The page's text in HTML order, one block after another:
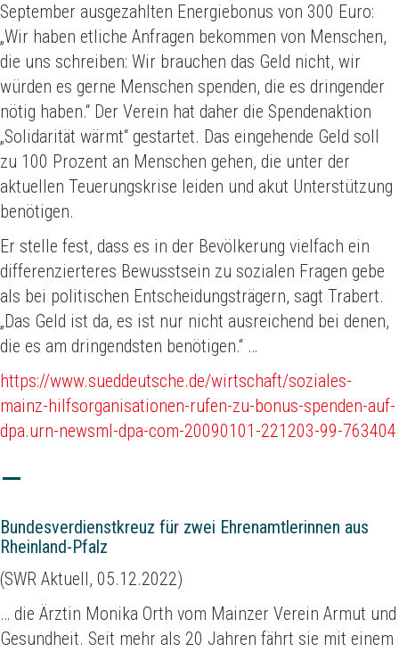
September ausgezahlten Energiebonus von 300 Euro:
„Wir haben etliche Anfragen bekommen von Menschen,
die uns schreiben: Wir brauchen das Geld nicht, wir
würden es gerne Menschen spenden, die es dringender
nötig haben.“ Der Verein hat daher die Spendenaktion
„Solidarität wärmt“ gestartet. Das eingehende Geld soll
zu 100 Prozent an Menschen gehen, die unter der
aktuellen Teuerungskrise leiden und akut Unterstützung
benötigen.
Er stelle fest, dass es in der Bevölkerung vielfach ein
differenzierteres Bewusstsein zu sozialen Fragen gebe
als bei politischen Entscheidungsträgern, sagt Trabert.
„Das Geld ist da, es ist nur nicht ausreichend bei denen,
die es am dringendsten benötigen.“ …
https://www.sueddeutsche.de/wirtschaft/soziales-
mainz-hilfsorganisationen-rufen-zu-bonus-spenden-auf-
dpa.urn-newsml-dpa-com-20090101-221203-99-763404
Bundesverdienstkreuz für zwei Ehrenamtlerinnen aus
Rheinland-Pfalz
(SWR Aktuell, 05.12.2022)
… die Ärztin Monika Orth vom Mainzer Verein Armut und
Gesundheit. Seit mehr als 20 Jahren fährt sie mit einem